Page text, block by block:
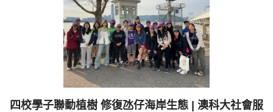
四校學子聯動植樹 修復氹仔海岸生態 | 澳科大社會服